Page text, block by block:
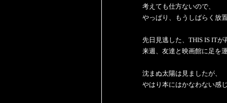
考えても仕方ないので、
やっぱり、もうしばらく放
先日見逃した、THIS IS IT
来週、友達と映画館に足を
沈まぬ太陽は見ましたが、
やはり本にはかなわない感